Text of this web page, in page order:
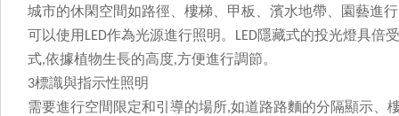
城市的休閑空間如路徑、樓梯、甲板、濱水地帶、園藝
可以使用 LED作為光源進行照明。 LED隱藏式的投光燈具倍
式,依據植物生長的高度,方便進行調節。
3標識與指示性照明
需要進行空間限定和引導的場所,如道路路麵的分隔顯示